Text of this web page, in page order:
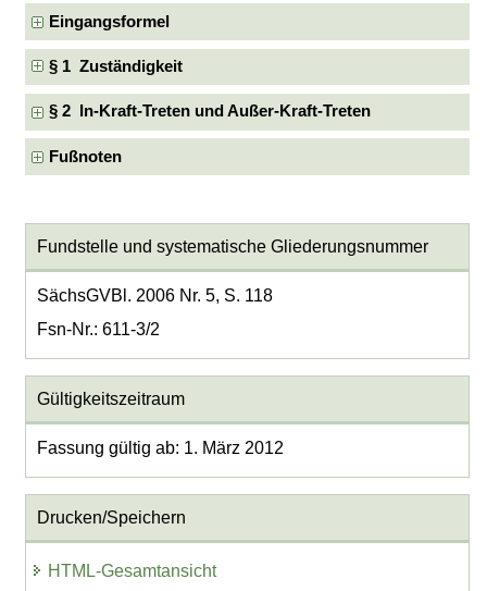
Eingangsformel
§ 1 Zuständigkeit
§ 2 In-Kraft-Treten und Außer-Kraft-Treten
Fußnoten
Fundstelle und systematische Gliederungsnummer
SächsGVBl. 2006 Nr. 5, S. 118
Fsn-Nr.: 611-3/2
Gültigkeitszeitraum
Fassung gültig ab: 1. März 2012
Drucken/Speichern
HTML-Gesamtansicht